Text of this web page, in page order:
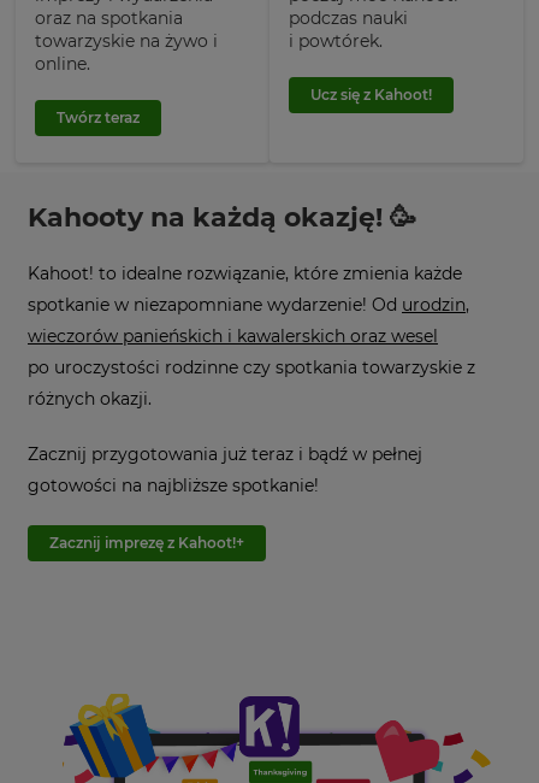
oraz na spotkania
towarzyskie na żywo i
online.
Twórz teraz
podczas nauki
i powtórek.
Ucz się z Kahoot!
Kahooty na każdą okazję! 🥳
Kahoot! to idealne rozwiązanie, które zmienia każde
spotkanie w niezapomniane wydarzenie! Od urodzin,
wieczorów panieńskich i kawalerskich oraz wesel
po uroczystości rodzinne czy spotkania towarzyskie z
różnych okazji.
Zacznij przygotowania już teraz i bądź w pełnej
gotowości na najbliższe spotkanie!
Zacznij imprezę z Kahoot!+